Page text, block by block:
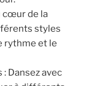
cœur de la
styles
rythme et le
Dansez avec